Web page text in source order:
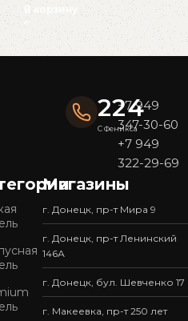
В корзину
224
С Феникса
+7 949
347-30-60
+7 949
322-29-69
Магазины
г. Донецк, пр-т Мира 9
г. Донецк, пр-т Ленинский
146А
г. Донецк, бул. Шевченко 17
г. Макеевка, пр-т 250 лет